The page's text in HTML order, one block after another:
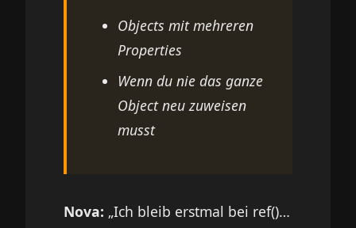
Objects mit mehreren
Properties
Wenn du nie das ganze
Object neu zuweisen
musst
Nova: „Ich bleib erstmal bei ref()…